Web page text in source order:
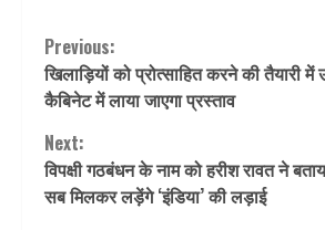
Continue
Reading
Previous:
खिलाड़ियों को प्रोत्साहित करने की तैयारी
कैबिनेट में लाया जाएगा प्रस्ताव
Next:
विपक्षी गठबंधन के नाम को हरीश रावत ने
सब मिलकर लड़ेंगे ‘इंडिया’ की लड़ाई